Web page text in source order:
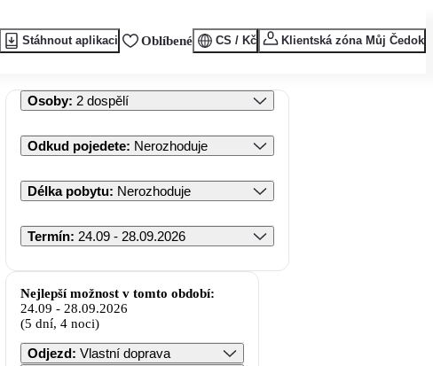
Stáhnout aplikaci Oblíbené CS / Kč Klientská zóna Můj Čedok
Osoby: 2 dospělí
Odkud pojedete: Nerozhoduje
Délka pobytu: Nerozhoduje
Termín: 24.09 - 28.09.2026
Nejlepší možnost v tomto období:
24.09 - 28.09.2026
(5 dní, 4 noci)
Odjezd: Vlastní doprava